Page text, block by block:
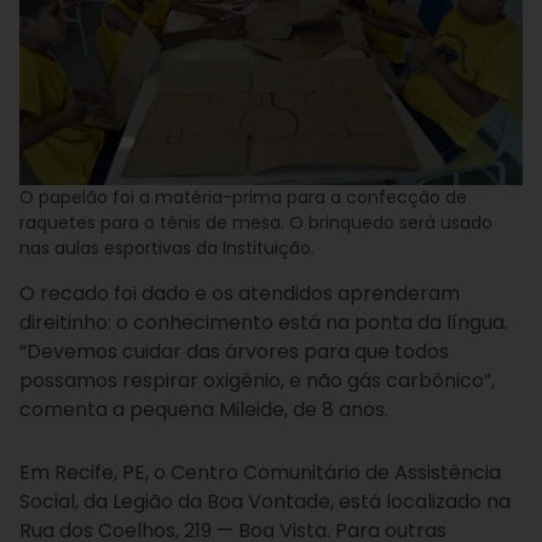
O papelão foi a matéria-prima para a confecção de
raquetes para o tênis de mesa. O brinquedo será usado
nas aulas esportivas da Instituição.
O recado foi dado e os atendidos aprenderam
direitinho: o conhecimento está na ponta da língua.
“Devemos cuidar das árvores para que todos
possamos respirar oxigênio, e não gás carbônico”,
comenta a pequena Mileide, de 8 anos.
Em Recife, PE, o Centro Comunitário de Assistência
Social, da Legião da Boa Vontade, está localizado na
Rua dos Coelhos, 219 — Boa Vista. Para outras